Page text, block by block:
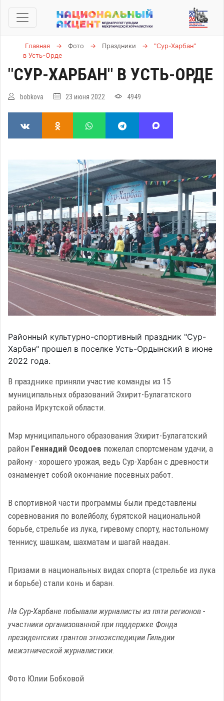
Главная → Фото → Праздники →
"Сур-Харбан"
в Усть-Орде
"СУР-ХАРБАН" В УСТЬ-ОРДЕ
bobkova 23 июня 2022 4949
Районный культурно-спортивный праздник "Сур-
Харбан" прошел в поселке Усть-Ордынский в июне
2022 года.
В празднике приняли участие команды из 15
муниципальных образований Эхирит-Булагатского
района Иркутской области.
Мэр муниципального образования Эхирит-Булагатский
район Геннадий Осодоев пожелал спортсменам удачи, а
району - хорошего урожая, ведь Сур-Харбан с древности
ознаменует собой окончание посевных работ.
В спортивной части программы были представлены
соревнования по волейболу, бурятской национальной
борьбе, стрельбе из лука, гиревому спорту, настольному
теннису, шашкам, шахматам и шагай наадан.
Призами в национальных видах спорта (стрельбе из лука
и борьбе) стали конь и баран.
На Сур-Харбане побывали журналисты из пяти регионов -
участники организованной при поддержке Фонда
президентских грантов этноэкспедиции Гильдии
межэтнической журналистики.
Фото Юлии Бобковой